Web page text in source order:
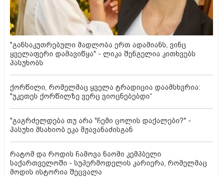
"განსაკუთრებული მადლობა ერთ ადამიანს, ვინც
ყველაფერი დამავიწყა" - ლიკა შენგელია კითხვებს
პასუხობს
ქორწილი, რომელმაც ყველა ტრადიცია დაამსხვრია:
"უკეთეს ქორწილზე ვერც ვიოცნებებდი“
"გაგრძელდება თუ არა "ჩემი ცოლის დაქალები?" -
პასუხი მსახიობ ეკა მჟავანაძისგან
რატომ და როდის ჩამოვა ნაომი კემპბელი
საქართველოში - სუპერმოდელის კარიერა, რომელმაც
მოდის ისტორია შეცვალა